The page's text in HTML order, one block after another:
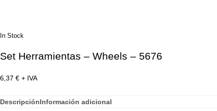
In Stock
Set Herramientas – Wheels – 5676
6,37 € + IVA
DescripciónInformación adicional